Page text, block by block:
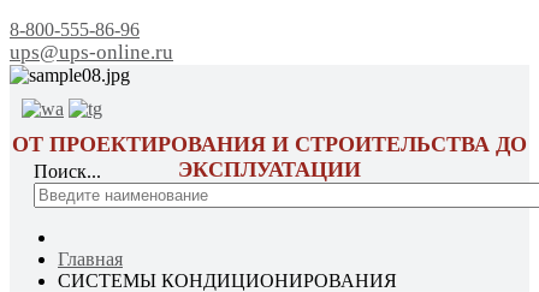
8-800-555-86-96
ups@ups-online.ru
ОТ ПРОЕКТИРОВАНИЯ И СТРОИТЕЛЬСТВА ДО
ЭКСПЛУАТАЦИИ
Поиск...
Главная
СИСТЕМЫ КОНДИЦИОНИРОВАНИЯ